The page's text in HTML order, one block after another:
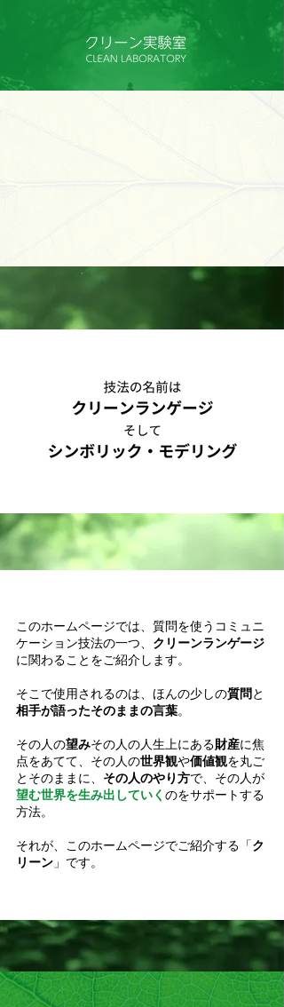
このホームページでは、質問を使うコミュニ
ケーション技法の一つ、 クリーンランゲージ
に関わることをご紹介します。
そこで使用されるのは、ほんの少しの質問 と
相手が語ったそのままの言葉。
その人の望みその人の人生上にある財産に焦
点をあてて、その人の世界観や価値観を丸ご
とそのままに、 その人のやり方で、その人が
望む世界を生み出していく のをサポートする
方法。
それが、このホームページでご紹介する「ク
リーン 」です。